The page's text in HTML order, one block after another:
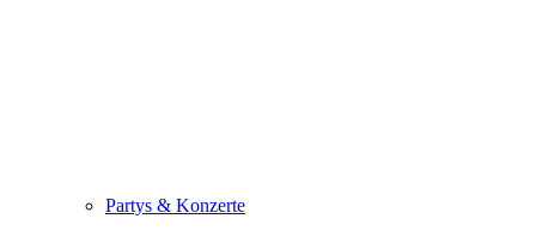
Partys & Konzerte